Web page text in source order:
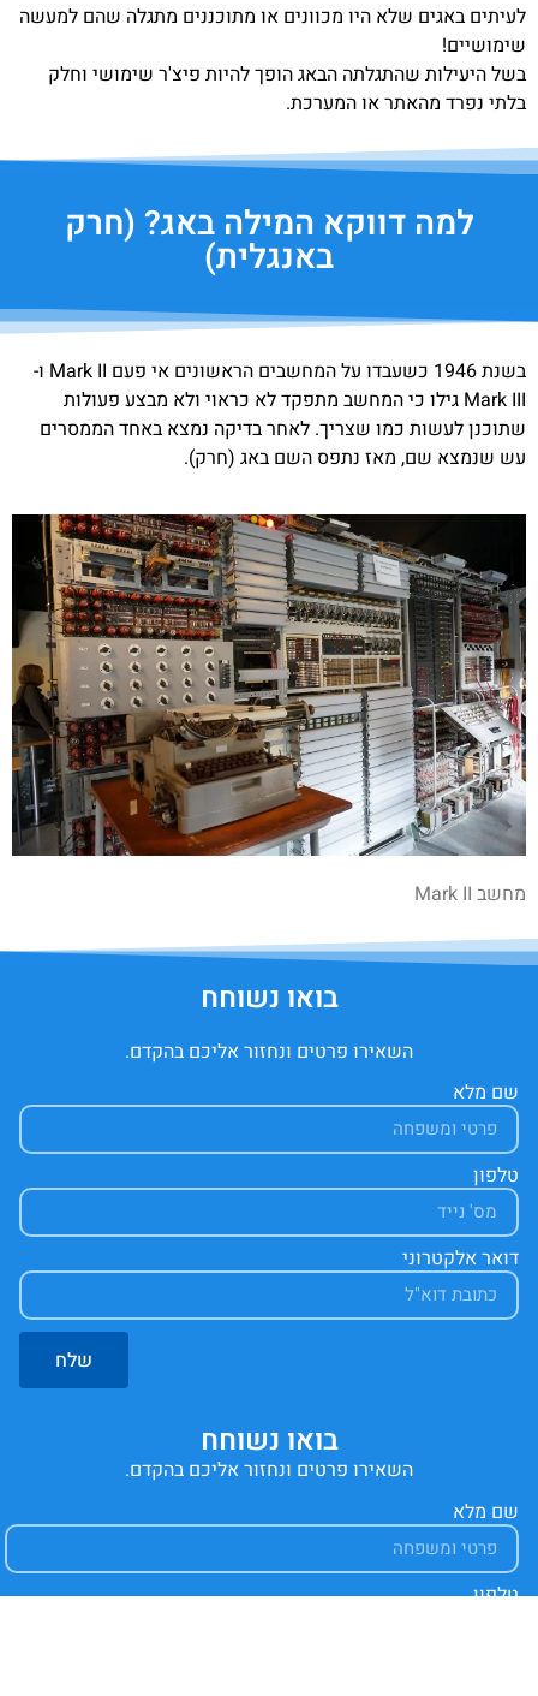
לעיתים באגים שלא היו מכוונים או מתוכננים מתגלה שהם למעשה
שימושיים!
בשל היעילות שהתגלתה הבאג הופך להיות פיצ'ר שימושי וחלק
בלתי נפרד מהאתר או המערכת.
למה דווקא המילה באג? (חרק
באנגלית)
בשנת 1946 כשעבדו על המחשבים הראשונים אי פעם Mark II ו-
Mark III גילו כי המחשב מתפקד לא כראוי ולא מבצע פעולות
שתוכנן לעשות כמו שצריך. לאחר בדיקה נמצא באחד הממסרים
עש שנמצא שם, מאז נתפס השם באג (חרק).
מחשב Mark II
בואו נשוחח
השאירו פרטים ונחזור אליכם בהקדם.
שם מלא
טלפון
דואר אלקטרוני
שלח
בואו נשוחח
השאירו פרטים ונחזור אליכם בהקדם.
שם מלא
טלפון